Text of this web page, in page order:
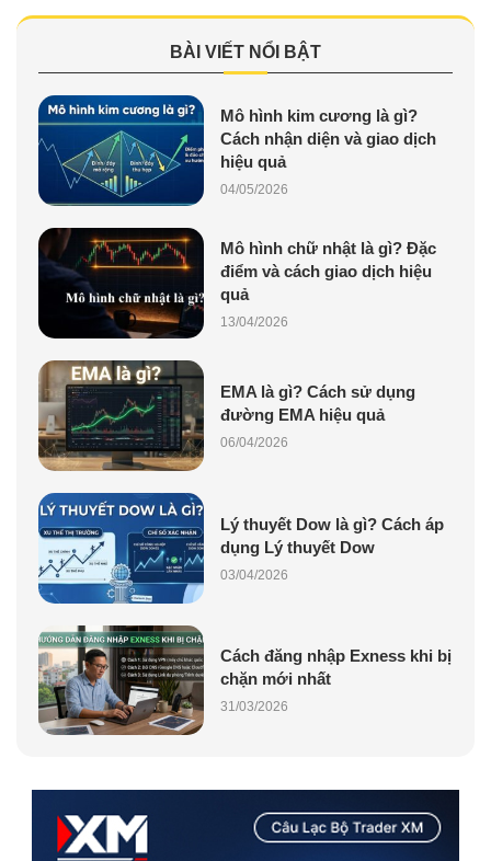
BÀI VIẾT NỔI BẬT
Mô hình kim cương là gì?
Cách nhận diện và giao dịch
hiệu quả
04/05/2026
Mô hình chữ nhật là gì? Đặc
điểm và cách giao dịch hiệu
quả
13/04/2026
EMA là gì? Cách sử dụng
đường EMA hiệu quả
06/04/2026
Lý thuyết Dow là gì? Cách áp
dụng Lý thuyết Dow
03/04/2026
Cách đăng nhập Exness khi bị
chặn mới nhất
31/03/2026